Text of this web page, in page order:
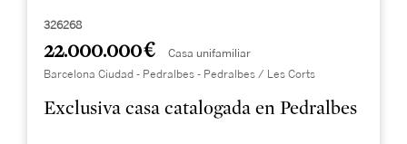
326268
22.000.000 € Casa unifamiliar
Barcelona Ciudad - Pedralbes - Pedralbes / Les Corts
Exclusiva casa catalogada en Pedralbes